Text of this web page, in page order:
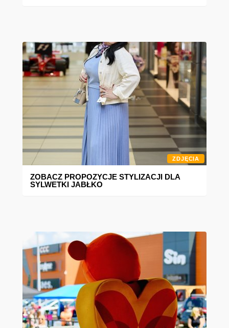
ZDJĘCIA
ZOBACZ PROPOZYCJE STYLIZACJI DLA
SYLWETKI JABŁKO